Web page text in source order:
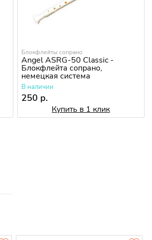
Блокфлейты сопрано
Angel ASRG-50 Classic -
Блокфлейта сопрано,
немецкая система
В наличии
250 р.
Купить в 1 клик